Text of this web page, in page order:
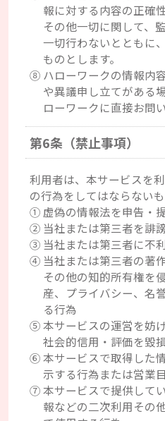
報に対する内容の正確
その他一切に関して、
一切行わないとともに
ものとします。
⑧ハローワークの情報内容の不備に関して、質問
や異議申し立てがある
ローワークに直接お問
第6条（禁止事項）
利用者は、本サービスを
の行為をしてはならないも
①虚偽の情報法を申告・
②当社または第三者を誹
③当社または第三者に不
④当社または第三者の著作権、特許権、商標権、
その他の知的所有権を
産、プライバシー、名
る行為
⑤本サービスの運営を妨げる行為もしくは当社の
社会的信用・評価を毀
⑥本サービスで取得した情報を第三者に漏洩・開
示する行為または営業
⑦本サービスで提供している文章、画像、求人情
報などの二次利用その